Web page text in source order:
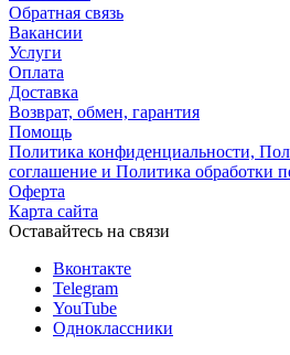
Обратная связь
Вакансии
Услуги
Оплата
Доставка
Возврат, обмен, гарантия
Помощь
Политика конфиденциальности,
соглашение и Политика обработки
Оферта
Карта сайта
Оставайтесь на связи
Вконтакте
Telegram
YouTube
Одноклассники